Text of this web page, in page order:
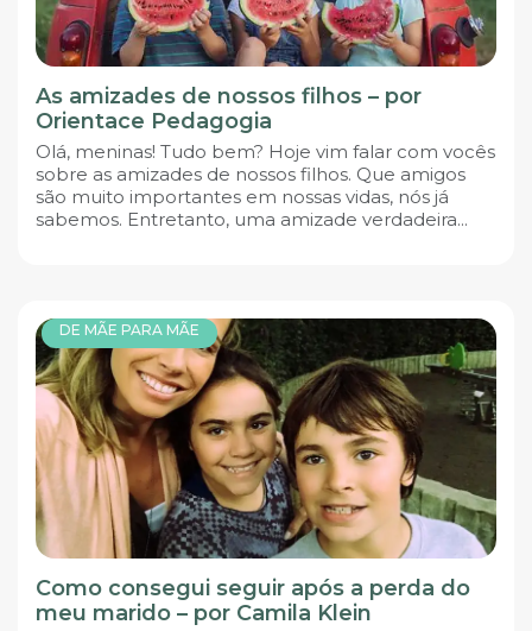
As amizades de nossos filhos – por
Orientace Pedagogia
Olá, meninas! Tudo bem? Hoje vim falar com vocês
sobre as amizades de nossos filhos. Que amigos
são muito importantes em nossas vidas, nós já
sabemos. Entretanto, uma amizade verdadeira...
DE MÃE PARA MÃE
Como consegui seguir após a perda do
meu marido – por Camila Klein